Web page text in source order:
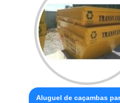
Aluguel de caçambas